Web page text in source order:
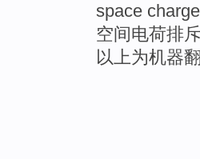
space
空间电荷排
以上为机器